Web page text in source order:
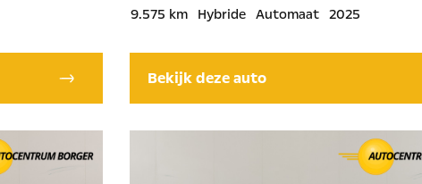
9.575 km Hybride Automaat 2025
Bekijk deze auto